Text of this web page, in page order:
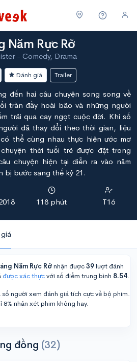
Năm Rực Rỡ
- Comedy, Drama
Đánh giá Trailer
đến hai câu chuyện song song về
tràn đầy hoài bão và những người
trải qua cay ngọt cuộc đời. Khi số
đã thay đổi theo thời gian, liệu
thể cùng nhau thực hiện ước mơ
thời tuổi trẻ được đặt trong
chuyện hiện tại diễn ra vào năm
bị bước sang thế kỷ 21.
118 phút T16
Năm Rực Rỡnhận được39lượt đánh
được xác thựcvới số điểm trung bình 8.54.
người xem đánh giá tích cực về bộ phim.
8% nhận xét phim không hay.
đồng (32)